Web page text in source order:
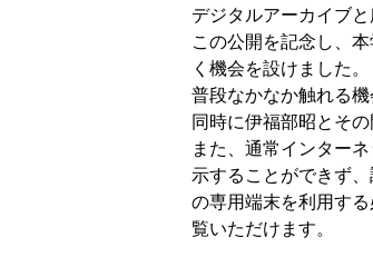
デジタルアーカイブ
この公開を記念し、
く機会を設けました。
普段なかなか触れる
同時に伊福部昭とそ
また、通常インター
示することができず
の専用端末を利用す
覧いただけます。